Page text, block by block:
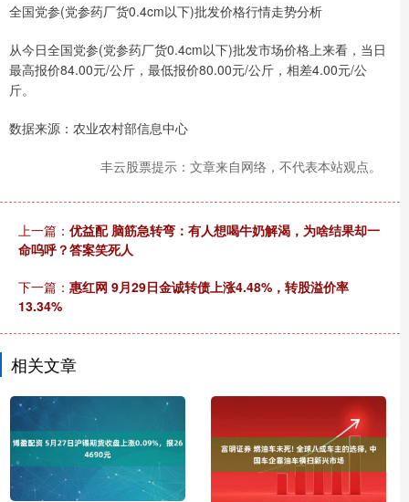
全国党参(党参药厂货0.4cm以下)批发价格行情走势分析
从今日全国党参(党参药厂货0.4cm以下)批发市场价格上来看，当日
最高报价84.00元/公斤，最低报价80.00元/公斤，相差4.00元/公
斤。
数据来源：农业农村部信息中心
丰云股票提示：文章来自网络，不代表本站观点。
上一篇： 优益配 脑筋急转弯：有人想喝牛奶解渴，为啥结果却一
命呜呼？答案笑死人
下一篇： 惠红网 9月29日金诚转债上涨4.48%，转股溢价率
13.34%
相关文章